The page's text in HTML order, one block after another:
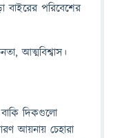
বাইরের পরিবেশের
আত্মবিশ্বাস।
দিকগুলো
আয়নায় চেহারা